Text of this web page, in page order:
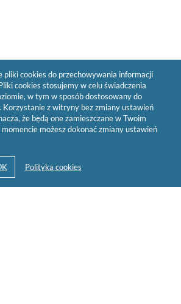
cookies do przechowywania informacji
cookies stosujemy w celu świadczenia
w tym w sposób dostosowany do
Korzystanie z witryny bez zmiany ustawień
że będą one zamieszczane w Twoim
możesz dokonać zmiany ustawień